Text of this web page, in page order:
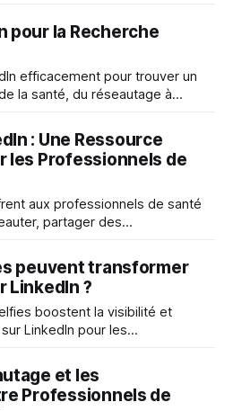
pour la Recherche
efficacement pour trouver un
la santé, du réseautage à
: Une Ressource
les Professionnels de
aux professionnels de santé
partager des
peuvent transformer
LinkedIn ?
boostent la visibilité et
LinkedIn pour les
et les
Professionnels de